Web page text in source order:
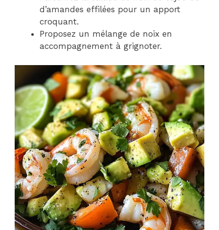
d’amandes effilées pour un apport
croquant.
Proposez un mélange de noix en
accompagnement à grignoter.